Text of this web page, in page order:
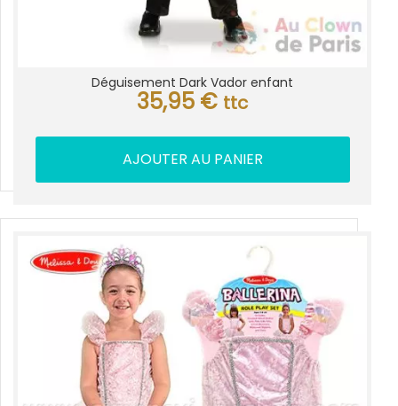
Déguisement Dark Vador enfant
35,95 € ttc
AJOUTER AU PANIER